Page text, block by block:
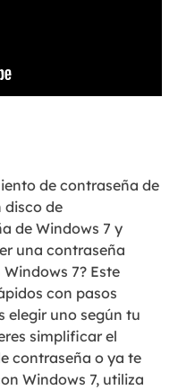
de contraseña de
disco de
de Windows 7 y
una contraseña
7? Este
con pasos
elegir uno según tu
simplificar el
contraseña o ya te
Windows 7, utiliza